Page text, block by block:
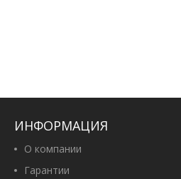
ИНФОРМАЦИЯ
О компании
Гарантии